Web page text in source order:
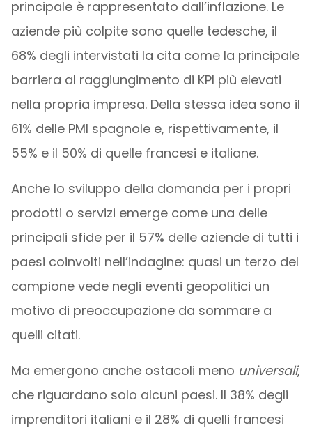
principale è rappresentato dall’inflazione. Le
aziende più colpite sono quelle tedesche, il
68% degli intervistati la cita come la principale
barriera al raggiungimento di KPI più elevati
nella propria impresa. Della stessa idea sono il
61% delle PMI spagnole e, rispettivamente, il
55% e il 50% di quelle francesi e italiane.
Anche lo sviluppo della domanda per i propri
prodotti o servizi emerge come una delle
principali sfide per il 57% delle aziende di tutti i
paesi coinvolti nell’indagine: quasi un terzo del
campione vede negli eventi geopolitici un
motivo di preoccupazione da sommare a
quelli citati.
Ma emergono anche ostacoli meno universali,
che riguardano solo alcuni paesi. Il 38% degli
imprenditori italiani e il 28% di quelli francesi